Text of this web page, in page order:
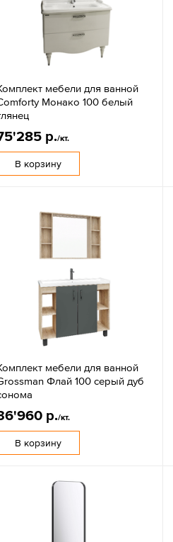
мебели для ванной
Монако 100 белый
р./кт.
В корзину
мебели для ванной
Флай 100 серый дуб
р./кт.
В корзину